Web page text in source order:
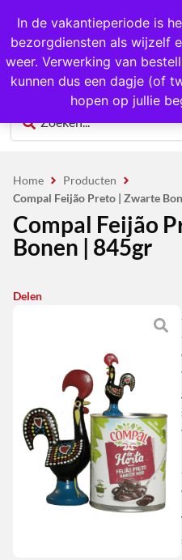
In de vakantieperiode is
bezorgdiensten als wijzelf
weer. Verwerking van
kunnen dus een dagje (of
hopen op jullie
1000+
Home
Producten
Compal Feijão Preto | Zwarte
Compal Feijão
Bonen | 845gr
Delen